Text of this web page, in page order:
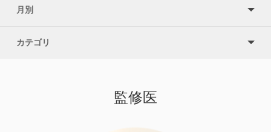
月別
カテゴリ
監修医